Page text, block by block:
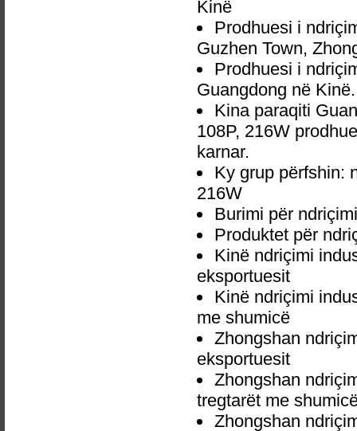
Kinë
Prodhuesi i
Guzhen Town,
Prodhuesi i
Guangdong në Kinë.
Kina paraqiti
108P, 216W
karnar.
Ky grup përfshin:
216W
Burimi për
Produktet për
Kinë ndriçimi
eksportuesit
Kinë ndriçimi
me shumicë
Zhongshan
eksportuesit
Zhongshan
tregtarët me
Zhongshan